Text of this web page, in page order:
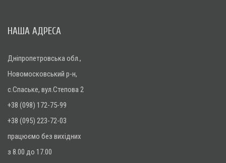
НАША АДРЕСА
Дніпропетровська обл.,
Новомосковський р-н,
с.Спаське, вул.Степова 2
+38 (098) 172-75-99
+38 (095) 223-72-03
працюємо без вихідних
з 8.00 до 17.00